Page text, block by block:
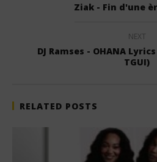
Ziak - Fin d'une
NEXT
DJ Ramses - OHANA
TGUI)
RELATED POSTS